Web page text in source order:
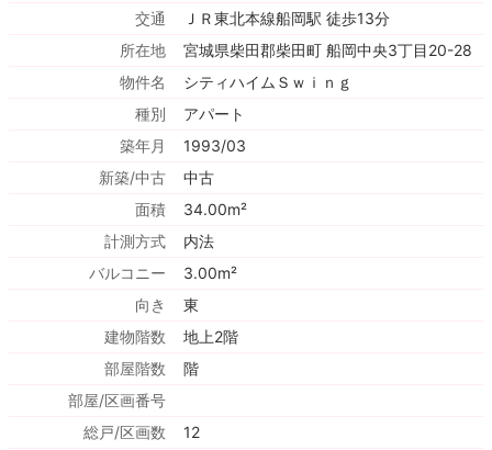
交通
ＪＲ東北本線船岡駅 徒歩13分
所在地
宮城県柴田郡柴田町 船岡中央3丁目20-28
物件名
シティハイムＳｗｉｎｇ
種別
アパート
築年月
1993/03
新築/中古
中古
面積
34.00m²
計測方式
内法
バルコニー
3.00m²
向き
東
建物階数
地上2階
部屋階数
階
部屋/区画番号
総戸/区画数
12